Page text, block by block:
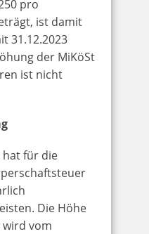
pro
ist damit
31.12.2023
der MiKöSt
ist nicht
hat für die
Die Höhe
vom